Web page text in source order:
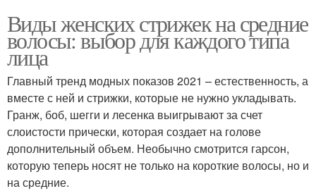
Виды женских стрижек на средние
волосы: выбор для каждого типа
лица
Главный тренд модных показов 2021 – естественность, а
вместе с ней и стрижки, которые не нужно укладывать.
Гранж, боб, шегги и лесенка выигрывают за счет
слоистости прически, которая создает на голове
дополнительный объем. Необычно смотрится гарсон,
которую теперь носят не только на короткие волосы, но и
на средние.